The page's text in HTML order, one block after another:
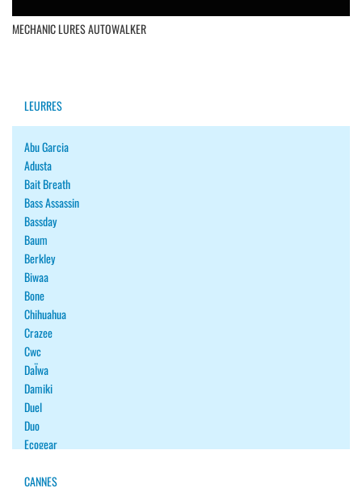
MECHANIC LURES AUTOWALKER
LEURRES
Abu Garcia
Adusta
Bait Breath
Bass Assassin
Bassday
Baum
Berkley
Biwaa
Bone
Chihuahua
Crazee
Cwc
DaÏwa
Damiki
Duel
Duo
Ecogear
Fish Arrow
CANNES